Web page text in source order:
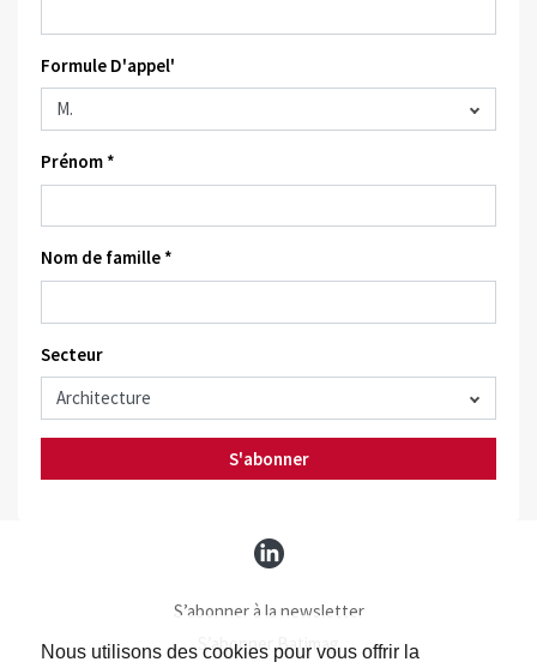
Nous utilisons des cookies pour vous offrir la
Formule D'appel'
Prénom *
Nom de famille *
Secteur
S'abonner
S’abonner à la newsletter
S’abonner Batimag